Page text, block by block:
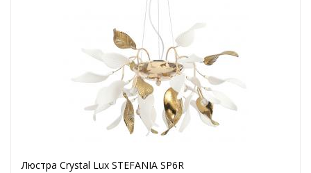
Люстра Crystal Lux STEFANIA SP6R